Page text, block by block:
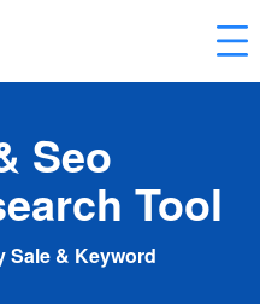
Seo
Tool
Sale & Keyword